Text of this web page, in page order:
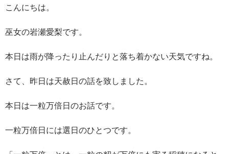
こんにちは。
巫女の岩瀬愛梨です。
本日は雨が降ったり止んだりと落ち着かない天気ですね。
さて、昨日は天赦日の話を致しました。
本日は一粒万倍日のお話です。
一粒万倍日には選日のひとつです。